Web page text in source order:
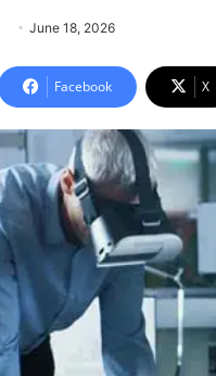
Send
email
June 18, 2026
Facebook X